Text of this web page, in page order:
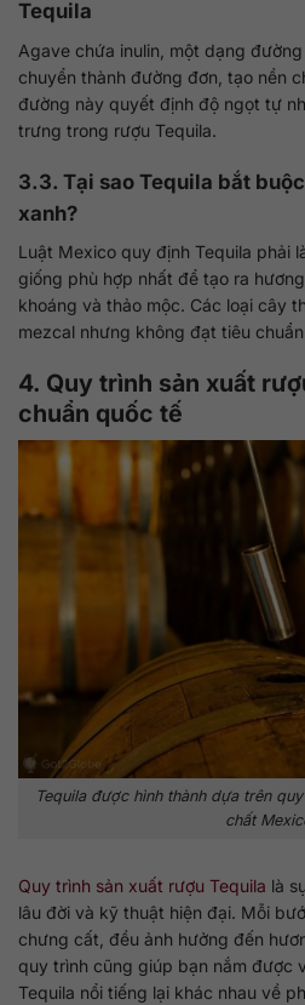
Tequila
Agave chứa inulin, một dạng
chuyển thành đường đơn, tạo nền
đường này quyết định độ ngọt tự
trưng trong rượu Tequila.
3.3. Tại sao Tequila bắt
xanh?
Luật Mexico quy định Tequila phải
giống phù hợp nhất để tạo ra
khoáng và thảo mộc. Các loại cây
mezcal nhưng không đạt tiêu
4. Quy trình sản xuất
chuẩn quốc tế
Tequila được hình thành dựa trên
chất
Quy trình sản xuất rượu Tequila là
lâu đời và kỹ thuật hiện đại. Mỗi
chưng cất, đều ảnh hưởng đến
quy trình cũng giúp bạn nắm được
Tequila nổi tiếng lại khác nhau về